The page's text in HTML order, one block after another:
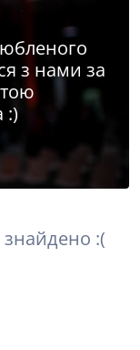
з нами за
:)
:(